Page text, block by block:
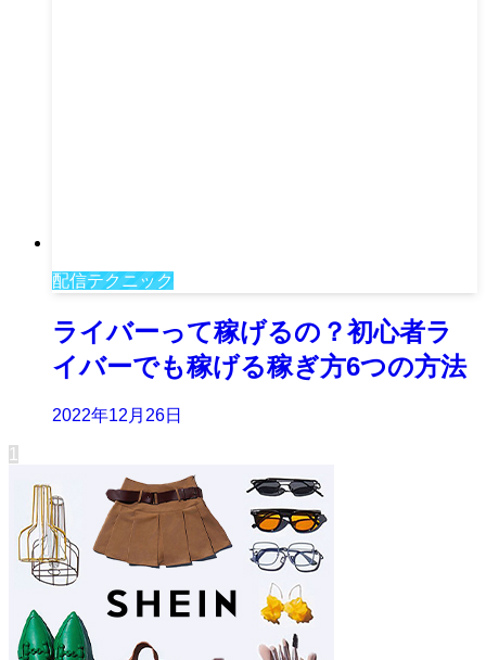
配信テクニック
ライバーって稼げるの？初心者ラ
イバーでも稼げる稼ぎ方6つの方法
2022年12月26日
1